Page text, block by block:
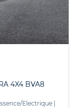
4X4 BVA8
Electrique